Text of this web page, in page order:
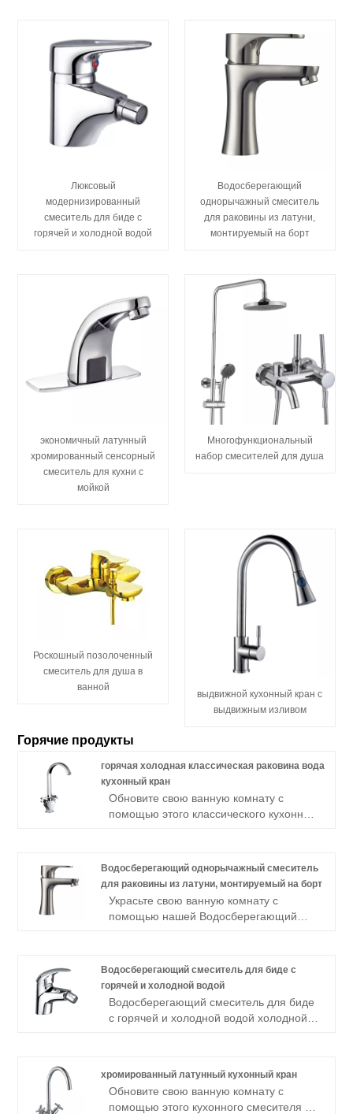
Люксовый
модернизированный
смеситель для биде с
горячей и холодной водой
Водосберегающий
однорычажный смеситель
для раковины из латуни,
монтируемый на борт
экономичный латунный
хромированный сенсорный
смеситель для кухни с
мойкой
Многофункциональный
набор смесителей для душа
Роскошный позолоченный
смеситель для душа в
ванной
выдвижной кухонный кран с
выдвижным изливом
Горячие продукты
горячая холодная классическая раковина вода
кухонный кран
Обновите свою ванную комнату с
помощью этого классического кухонного
кухонный кран, простотой установки и
элегантным дизайном,
обеспечивающим долгий срок службы.
Водосберегающий однорычажный смеситель
для раковины из латуни, монтируемый на борт
Украсьте свою ванную комнату с
помощью нашей Водосберегающий
рычажная ручка обеспечивает легкое
управление. Прочный и стильный, он
станет идеальным дополнением к
вашему пространству.
Водосберегающий смеситель для биде с
горячей и холодной водой
Водосберегающий смеситель для биде
с горячей и холодной водой холодной
производители, с прочным и надежным
материалом и конструкцией.
хромированный латунный кухонный кран
Обновите свою ванную комнату с
помощью этого кухонного смесителя из